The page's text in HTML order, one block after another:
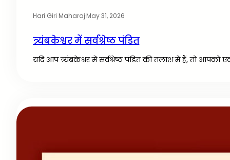
Hari Giri Maharaj·May 31, 2026
त्र्यंबकेश्वर में सर्वश्रेष्ठ पंडित
यदि आप त्र्यंबकेश्वर में सर्वश्रेष्ठ पंडित की तलाश में हैं, तो आपको